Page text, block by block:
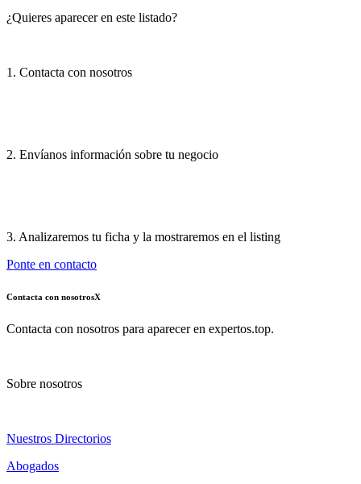
¿Quieres aparecer en este listado?
1. Contacta con nosotros
2. Envíanos información sobre tu negocio
3. Analizaremos tu ficha y la mostraremos en el listing
Ponte en contacto
Contacta con nosotrosX
Contacta con nosotros para aparecer en expertos.top.
Sobre nosotros
Nuestros Directorios
Abogados